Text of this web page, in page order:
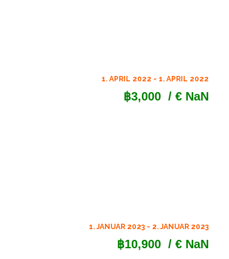
1. APRIL 2022 - 1. APRIL 2022
฿3,000 / € NaN
1. JANUAR 2023 - 2. JANUAR 2023
฿10,900 / € NaN